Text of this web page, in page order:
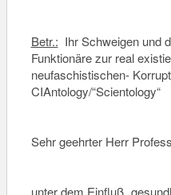
Betr.: Ihr Schweigen und
Funktionäre zur real
neufaschistischen-
CIAntology/“Scientology“
Sehr geehrter Herr
unter dem Einfluß